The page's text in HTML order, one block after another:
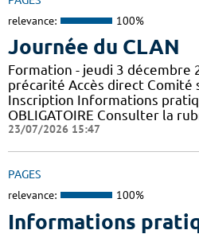
relevance: 100%
Journée du CLAN
Formation - jeudi 3
précarité Accès direct
Inscription Informations
OBLIGATOIRE Consulter la
23/07/2026 15:47
PAGES
relevance: 100%
Informations